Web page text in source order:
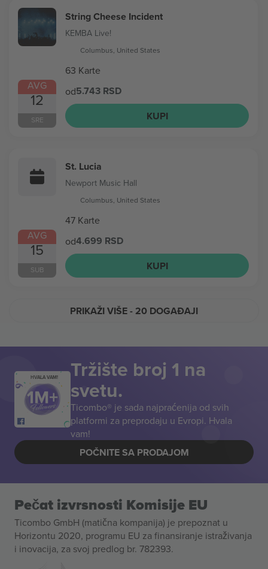
AVG
12
SRE
String Cheese Incident
KEMBA Live!
Columbus, United States
63 Karte
od5.743 RSD
KUPI
AVG
15
SUB
St. Lucia
Newport Music Hall
Columbus, United States
47 Karte
od4.699 RSD
KUPI
PRIKAŽI VIŠE- 20 DOGAĐAJI
HVALA VAM! Tržište broj 1 na
svetu.
Ticombo® je sada najpraćenija od svih
platformi za preprodaju u Evropi. Hvala
vam!
POČNITE SA PRODAJOM
Pečat izvrsnosti Komisije EU
Ticombo GmbH (matična kompanija) je prepoznat u
Horizontu 2020, programu EU za finansiranje istraživanja
i inovacija, za svoj predlog br. 782393.